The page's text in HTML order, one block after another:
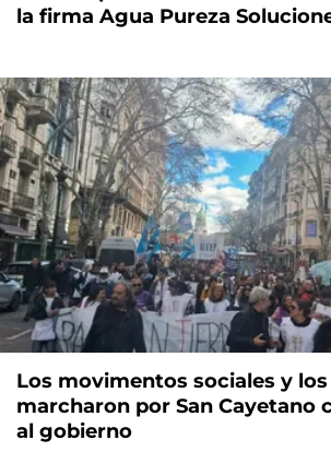
la firma Agua Pureza
Los movimentos sociales y
marcharon por San Cayetano
al gobierno